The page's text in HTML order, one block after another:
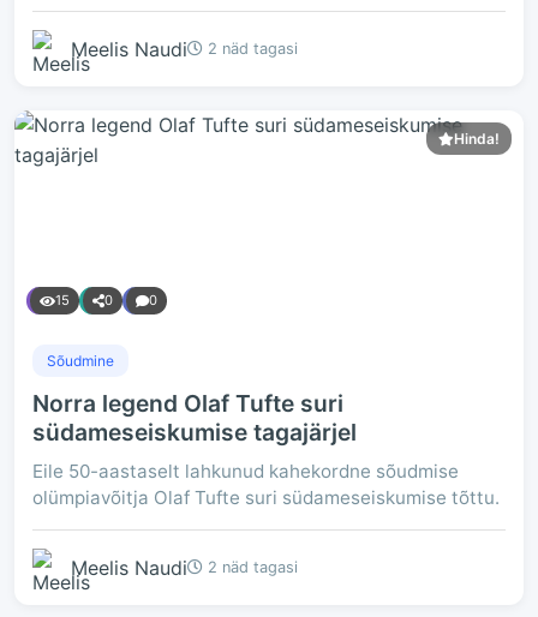
Meelis Naudi 2 näd tagasi
Hinda!
15 0 0
Sõudmine
Norra legend Olaf Tufte suri
südameseiskumise tagajärjel
Eile 50-aastaselt lahkunud kahekordne sõudmise
olümpiavõitja Olaf Tufte suri südameseiskumise tõttu.
Meelis Naudi 2 näd tagasi